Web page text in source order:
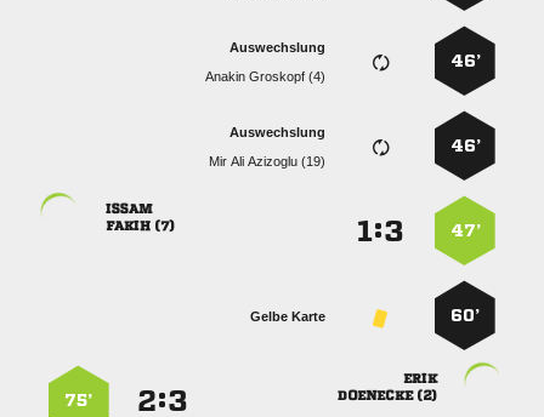
46’
Auswechslung
  
46’
Auswechslung
   
47’
:

 
60’
Gelbe Karte

 
:
75’